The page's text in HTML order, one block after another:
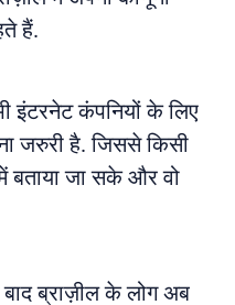
हैं.
इंटरनेट कंपनियों के लिए
जरुरी है. जिससे किसी
में बताया जा सके और वो
ब्राज़ील के लोग अब